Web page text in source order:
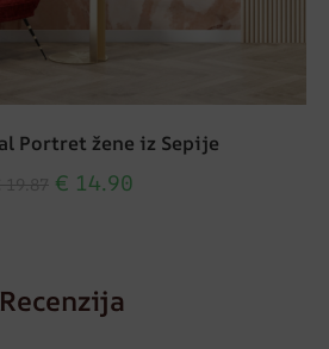
Portret žene iz Sepije
€ 14.90
Recenzija